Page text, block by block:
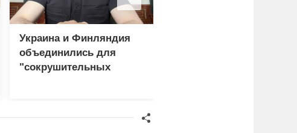
Украина и Финляндия
объединились для
"сокрушительных